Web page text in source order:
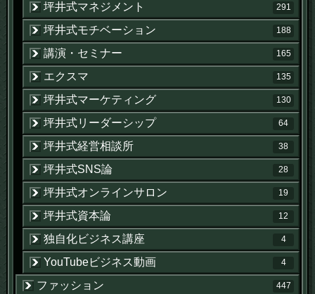
坪井式マネジメント
291
坪井式モチベーション 188
講演・セミナー 165
エクスマ 135
坪井式マーケティング 130
坪井式リーダーシップ 64
坪井式経営相談所 38
坪井式SNS論 28
坪井式オンラインサロン 19
坪井式資本論 12
独自化ビジネス講座 4
YouTubeビジネス動画 4
ファッション 447